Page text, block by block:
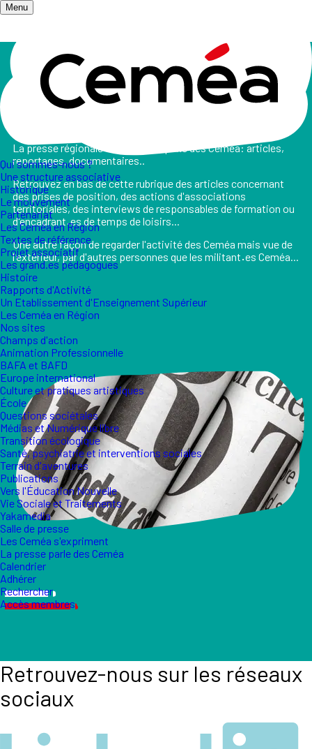
Menu
Qui sommes-nous ?
Une structure associative
Historique
Le mouvement
Partenariat
Les Ceméa en Région
Textes de référence
Projet associatif
Les grand.es pédagogues
Histoire
Rapports d'Activité
Un Etablissement d'Enseignement Supérieur
Les Ceméa en Région
Nos sites
Champs d'action
Animation Professionnelle
BAFA et BAFD
Europe international
Culture et pratiques artistiques
École
Questions sociétales
Médias et Numérique libre
Transition écologique
Santé, psychiatrie et interventions sociales
Terrain d'aventures
Publications
Vers l'Éducation Nouvelle
Vie Sociale et Traitements
Yakamedia
Salle de presse
Les Ceméa s'expriment
La presse parle des Ceméa
Calendrier
Adhérer
Rechercher
Accès membres
Accueil/ Salle de presse La presse parle des Ceméa
La presse parle des Ceméa
La presse régionale ou nationale parle des Ceméa: articles,
reportages, documentaires..
Retrouvez en bas de cette rubrique des articles concernant
des prises de position, des actions d'associations
territoriales, des interviews de responsables de formation ou
d'encadrant·es de temps de loisirs...
Une autre façon de regarder l'activité des Ceméa mais vue de
l'extérieur, par d'autres personnes que les militant·es Ceméa...
Retrouvez-nous sur les réseaux
sociaux